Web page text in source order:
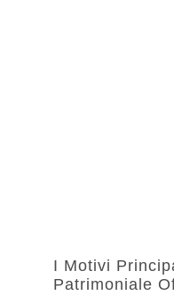
I Motivi
Patrimoniale